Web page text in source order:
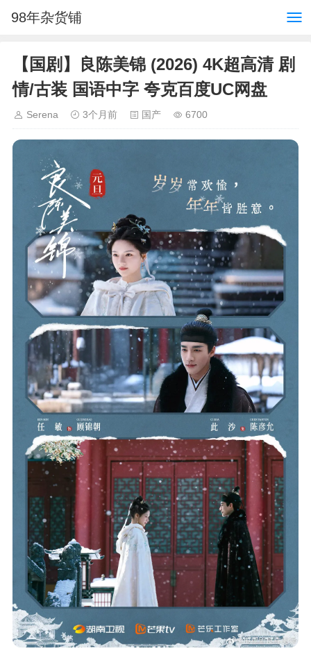
98年杂货铺
【国剧】良陈美锦 (2026) 4K超高清 剧
情/古装 国语中字 夸克百度UC网盘
Serena 3个月前 国产 6700